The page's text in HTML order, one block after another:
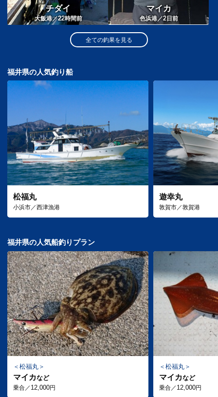
チダイ
大飯港／22時間前
マイカ
色浜港／2日前
全ての釣果を見る
福井県の人気釣り船
松福丸
小浜市／西津漁港
遊幸丸
敦賀市／敦賀港
福井県の人気船釣りプラン
松福丸
マイカなど
乗合／ 12,000円
松福丸
マイカなど
乗合／ 12,000円